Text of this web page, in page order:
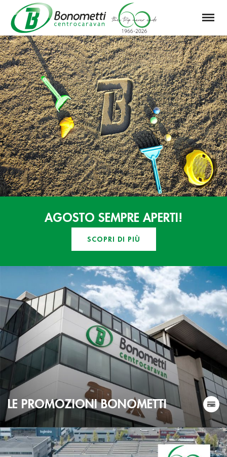
Automarket
Bonometti
Srl
Menu
AGOSTO SEMPRE APERTI!
SCOPRI DI PIÙ
LE PROMOZIONI BONOMETTI